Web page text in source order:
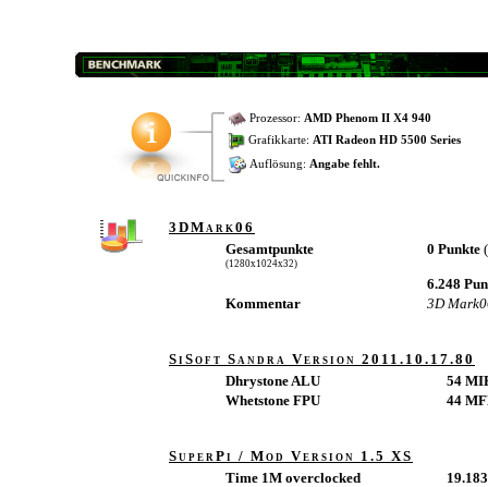
Prozessor: AMD Phenom II X4 940
Grafikkarte: ATI Radeon HD 5500 Series
Auflösung: Angabe fehlt.
3DMark06
Gesamtpunkte
(1280x1024x32)
0 Punkte
6.248
Kommentar
3D
SiSoft Sandra Version 2011.10.17.80
Dhrystone ALU
54
Whetstone FPU
44
SuperPi / Mod Version 1.5 XS
Time 1M overclocked